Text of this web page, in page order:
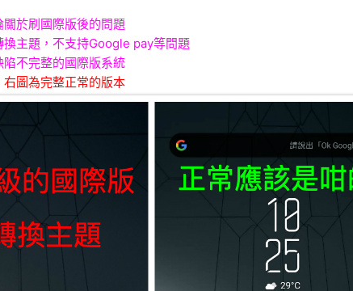
於刷國際版後的問題
換主題，不支持Google pay等問題
不完整的國際版系統
右圖為完整正常的版本